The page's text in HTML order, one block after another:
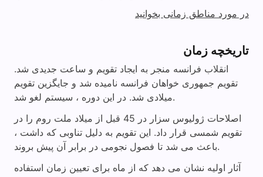
در مورد مناطق زمانی بخوانید
تاریخچه زمان
انقلاب فرانسه منجر به ایجاد تقویم و ساعت جدیدی شد.
تقویم جمهوری خواهان فرانسه نامیده شد و جایگزین تقویم
میلادی شد. در این دوره ، سیستم لغو شد.
اصلاحات ژولیوس سزار در 45 قبل از میلاد ملت روم را در
تقویم شمسی قرار داد. این تقویم به دلیل تناوبی که داشت ،
باعث می شد تا فصول نجومی در برابر آن پیش بروند.
آثار اولیه نشان می دهد که از ماه برای تعیین زمان استفاده